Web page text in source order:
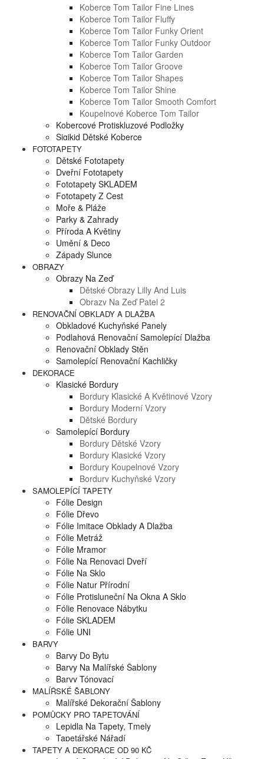
Koberce Tom Tailor Fine Lines
Koberce Tom Tailor Fluffy
Koberce Tom Tailor Funky Orient
Koberce Tom Tailor Funky Outdoor
Koberce Tom Tailor Garden
Koberce Tom Tailor Groove
Koberce Tom Tailor Shapes
Koberce Tom Tailor Shine
Koberce Tom Tailor Smooth Comfort
Koupelnové Koberce Tom Tailor
Kobercové Protiskluzové Podložky
Sigikid Dětské Koberce
FOTOTAPETY
Dětské Fototapety
Dveřní Fototapety
Fototapety SKLADEM
Fototapety Z Cest
Moře & Pláže
Parky & Zahrady
Příroda A Květiny
Umění & Deco
Západy Slunce
OBRAZY
Obrazy Na Zeď
Dětské Obrazy Lilly And Luis
Obrazy Na Zeď Patel 2
RENOVAČNÍ OBKLADY A DLAŽBA
Obkladové Kuchyňské Panely
Podlahová Renovační Samolepící Dlažba
Renovační Obklady Stěn
Samolepící Renovační Kachličky
DEKORACE
Klasické Bordury
Bordury Klasické A Květinové Vzory
Bordury Moderní Vzory
Dětské Bordury
Samolepící Bordury
Bordury Dětské Vzory
Bordury Klasické Vzory
Bordury Koupelnové Vzory
Bordury Kuchyňské Vzory
SAMOLEPÍCÍ TAPETY
Fólie Design
Fólie Dřevo
Fólie Imitace Obklady A Dlažba
Fólie Metráž
Fólie Mramor
Fólie Na Renovaci Dveří
Fólie Na Sklo
Fólie Natur Přírodní
Fólie Protisluneční Na Okna A Sklo
Fólie Renovace Nábytku
Fólie SKLADEM
Fólie UNI
BARVY
Barvy Do Bytu
Barvy Na Malířské Šablony
Barvy Tónovací
MALÍŘSKÉ ŠABLONY
Malířské Dekorační Šablony
POMŮCKY PRO TAPETOVÁNÍ
Lepidla Na Tapety, Tmely
Tapetářské Nářadí
TAPETY A DEKORACE OD 90 KČ